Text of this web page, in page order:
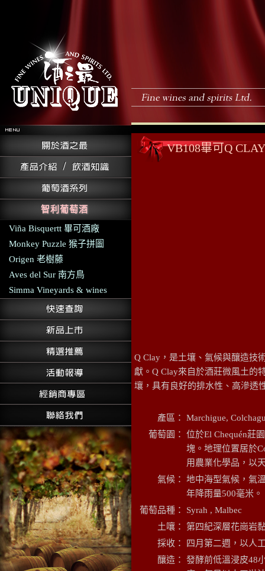
智利葡萄酒
Viña Bisquertt 畢可酒廠
Monkey Puzzle 猴子拼圖
Origen 老樹藤
Aves del Sur 南方鳥
Simma Vineyards & wines
VB108畢可Q
Q Clay，是土壤、氣候與釀造技
獻。Q Clay來自於酒莊微風土的
壤，具有良好的排水性、高滲透
產區：
Marchigue,
葡萄園：
位於El Chequén莊
塊。地理位置居於
用農業化學品，以
氣候：
地中海型氣候，氣
年降雨量500毫米。
葡萄品種：
Syrah , Malbec
土嚷：
第四紀深層花崗
採收：
四月第二週，以人
釀造：
發酵前低溫浸皮48